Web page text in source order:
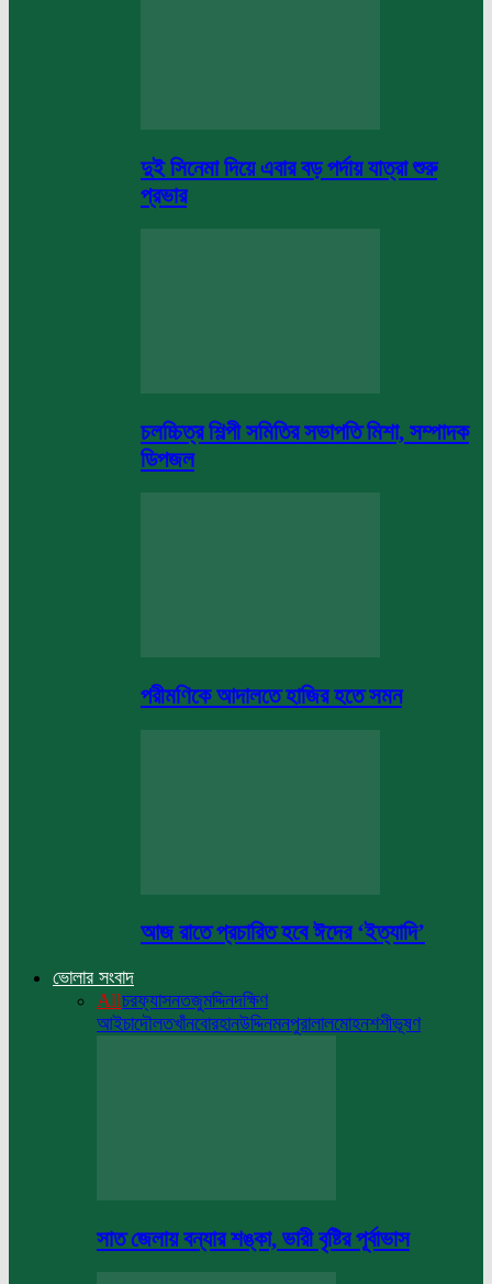
দুই সিনেমা দিয়ে এবার বড় পর্দায় যাত্রা শুরু
প্রভার
চলচ্চিত্র শিল্পী সমিতির সভাপতি মিশা, সম্পাদক
ডিপজল
পরীমণিকে আদালতে হাজির হতে সমন
আজ রাতে প্রচারিত হবে ঈদের ‘ইত্যাদি’
ভোলার সংবাদ
Allচরফ্যাসনতজুমদ্দিনদক্ষিণ
আইচাদৌলতখাঁনবোরহানউদ্দিনমনপুরালালমোহনশশীভূষণ
সাত জেলায় বন্যার শঙ্কা, ভারী বৃষ্টির পূর্বাভাস